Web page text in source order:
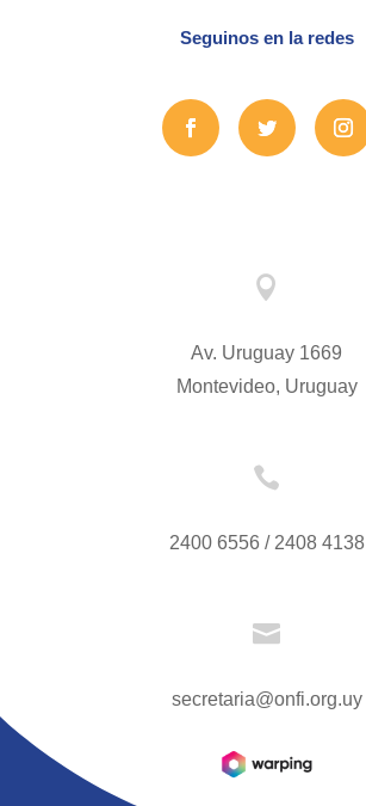
Seguinos en la redes

Av. Uruguay 1669
Montevideo, Uruguay

2400 6556 / 2408 4138

secretaria@onfi.org.uy